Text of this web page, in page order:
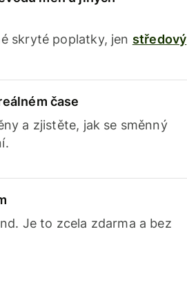
skryté poplatky, jen středový
čase
a zjistěte, jak se směnný
Je to zcela zdarma a bez